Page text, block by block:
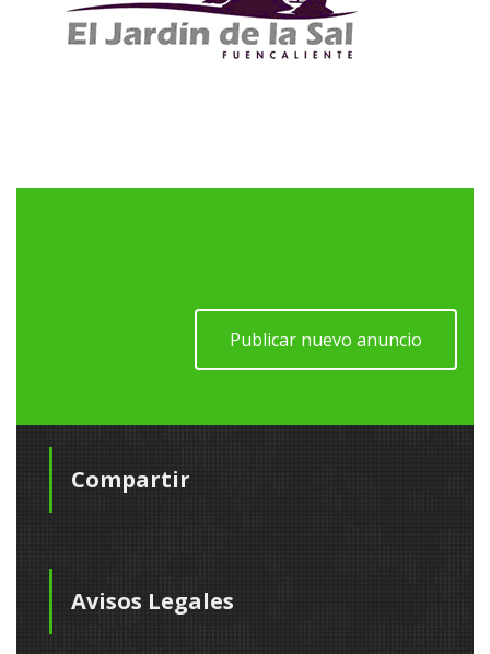
Publicar nuevo anuncio
Compartir
Avisos Legales